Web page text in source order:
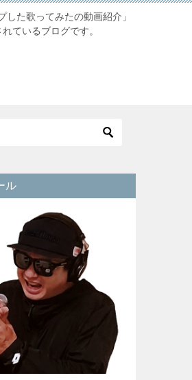
した歌ってみたの動画紹介」
ているブログです。
ル